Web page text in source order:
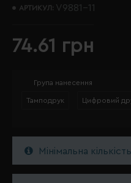
АРТИКУЛ: V9881-11
74.61 грн
Група нанесення
Тамподрук Цифровий
Мінімальна